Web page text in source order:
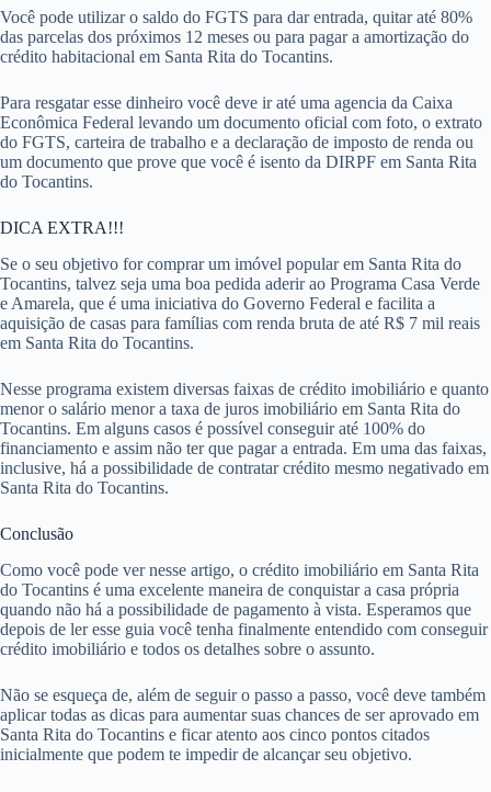
Você pode utilizar o saldo do FGTS para dar entrada, quitar até 80%
das parcelas dos próximos 12 meses ou para pagar a amortização do
crédito habitacional em Santa Rita do Tocantins.
Para resgatar esse dinheiro você deve ir até uma agencia da Caixa
Econômica Federal levando um documento oficial com foto, o extrato
do FGTS, carteira de trabalho e a declaração de imposto de renda ou
um documento que prove que você é isento da DIRPF em Santa Rita
do Tocantins.
DICA EXTRA!!!
Se o seu objetivo for comprar um imóvel popular em Santa Rita do
Tocantins, talvez seja uma boa pedida aderir ao Programa Casa Verde
e Amarela, que é uma iniciativa do Governo Federal e facilita a
aquisição de casas para famílias com renda bruta de até R$ 7 mil reais
em Santa Rita do Tocantins.
Nesse programa existem diversas faixas de crédito imobiliário e quanto
menor o salário menor a taxa de juros imobiliário em Santa Rita do
Tocantins. Em alguns casos é possível conseguir até 100% do
financiamento e assim não ter que pagar a entrada. Em uma das faixas,
inclusive, há a possibilidade de contratar crédito mesmo negativado em
Santa Rita do Tocantins.
Conclusão
Como você pode ver nesse artigo, o crédito imobiliário em Santa Rita
do Tocantins é uma excelente maneira de conquistar a casa própria
quando não há a possibilidade de pagamento à vista. Esperamos que
depois de ler esse guia você tenha finalmente entendido com conseguir
crédito imobiliário e todos os detalhes sobre o assunto.
Não se esqueça de, além de seguir o passo a passo, você deve também
aplicar todas as dicas para aumentar suas chances de ser aprovado em
Santa Rita do Tocantins e ficar atento aos cinco pontos citados
inicialmente que podem te impedir de alcançar seu objetivo.